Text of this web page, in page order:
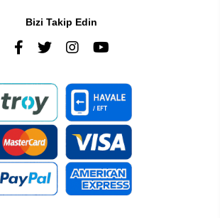
Bizi Takip Edin